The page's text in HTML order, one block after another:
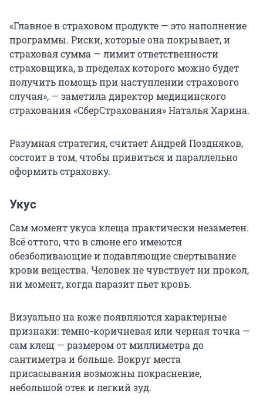
«Главное в страховом продукте — это наполнение
программы. Риски, которые она покрывает, и
страховая сумма — лимит ответственности
страховщика, в пределах которого можно будет
получить помощь при наступлении страхового
случая», — заметила директор медицинского
страхования «СберСтрахования» Наталья Харина.
Разумная стратегия, считает Андрей Поздняков,
состоит в том, чтобы привиться и параллельно
оформить страховку.
Укус
Сам момент укуса клеща практически незаметен.
Всё оттого, что в слюне его имеются
обезболивающие и подавляющие свертывание
крови вещества. Человек не чувствует ни прокол,
ни момент, когда паразит пьет кровь.
Визуально на коже появляются характерные
признаки: темно-коричневая или черная точка —
сам клещ — размером от миллиметра до
сантиметра и больше. Вокруг места
присасывания возможны покраснение,
небольшой отек и легкий зуд.